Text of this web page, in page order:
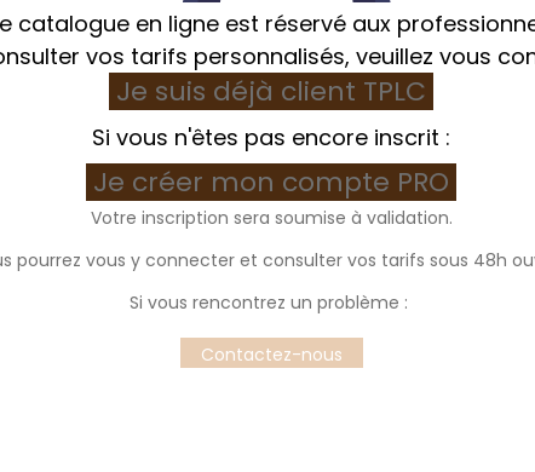
Bac à ingrédients Couvercle pour bac à
Couvercle pour
Color
Off Blue
catalogue en ligne est réservé aux
vos tarifs personnalisés, veuillez vous
Je suis déjà client TPLC
Si vous n'êtes pas encore inscrit :
Je créer mon compte PRO
Votre inscription sera soumise à validation.
pourrez vous y connecter et consulter vos tarifs sous 48h
Si vous rencontrez un problème :
Contactez-nous